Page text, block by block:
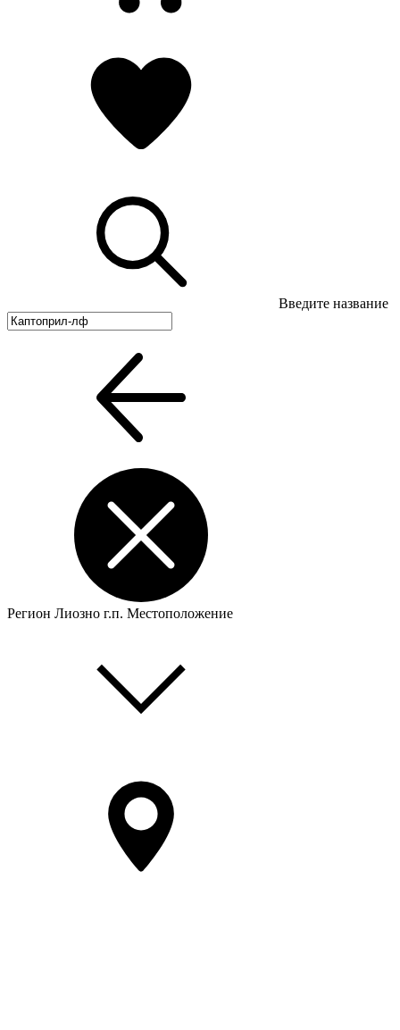
Введите название
Регион Лиозно г.п. Местоположение